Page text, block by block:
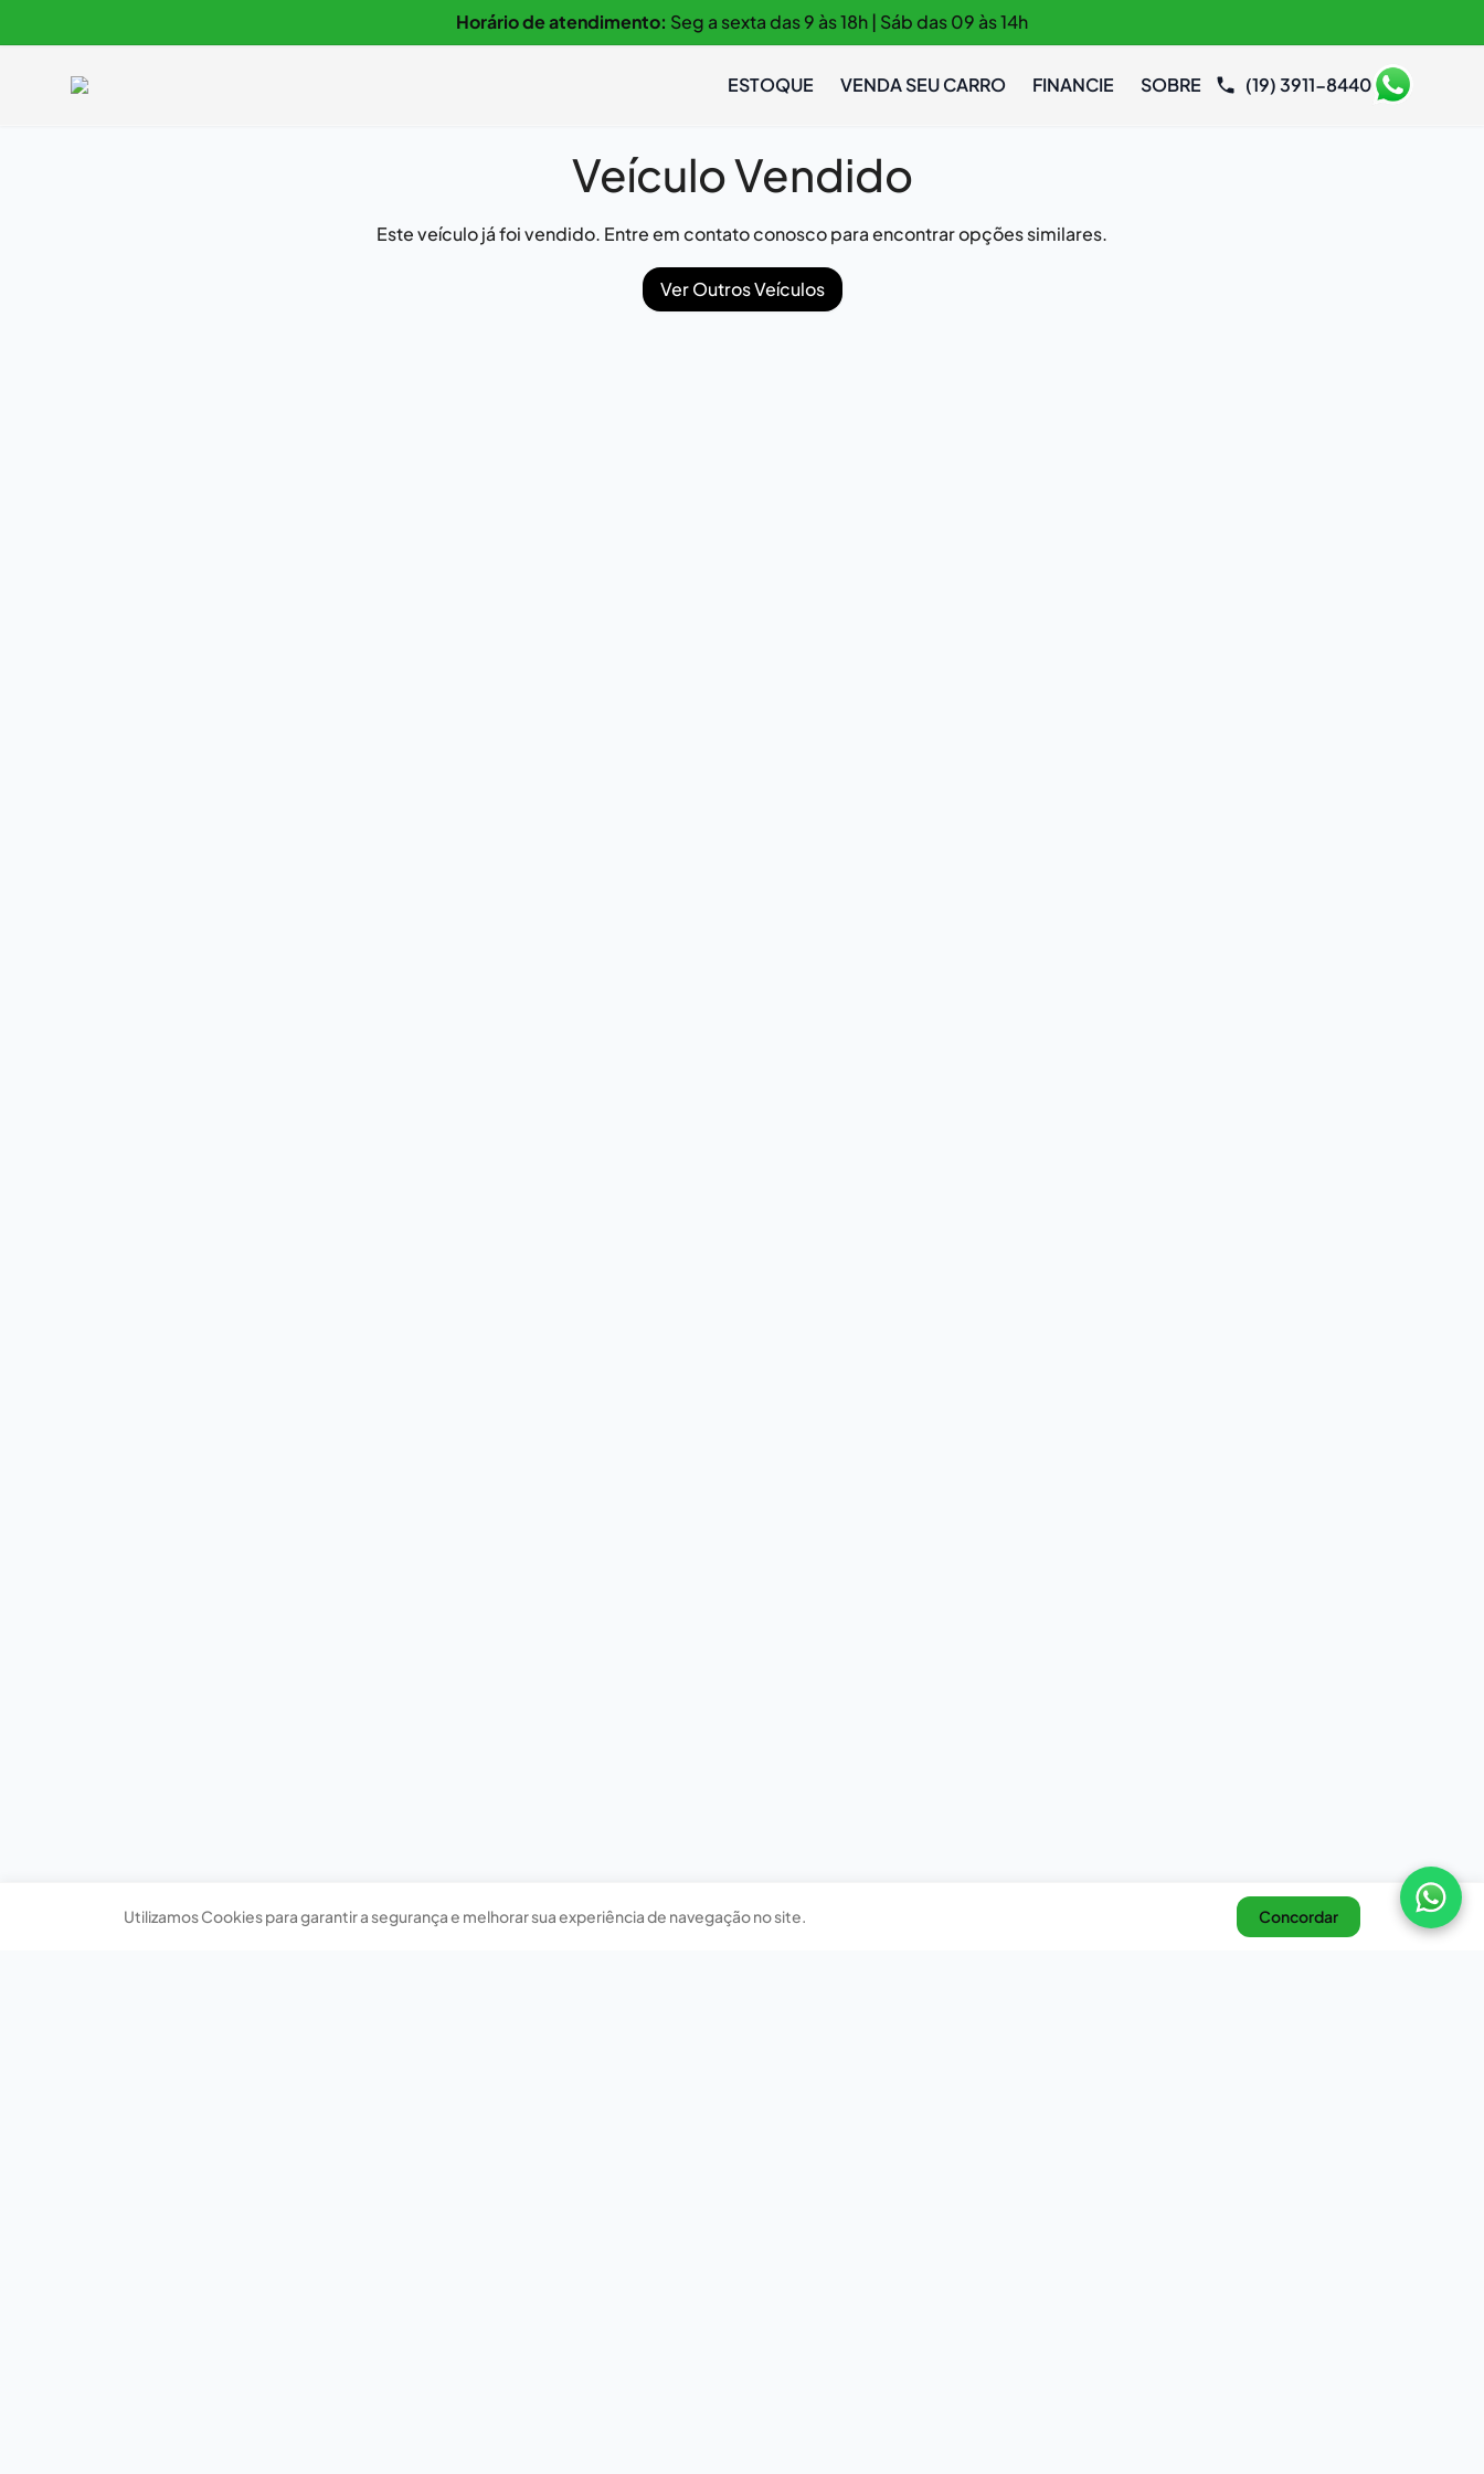
Horário de atendimento: Seg a sexta das 9 às 18h | Sáb das 09 às 14h
ESTOQUE VENDA SEU CARRO FINANCIE SOBRE (19) 3911-8440
Veículo Vendido
Este veículo já foi vendido. Entre em contato conosco para encontrar opções similares.
Ver Outros Veículos
Utilizamos Cookies para garantir a segurança e melhorar sua experiência de navegação no site. Concordar